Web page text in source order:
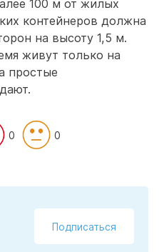
100 м от жилых
контейнеров должна
на высоту 1,5 м.
живут только на
простые
0 0
Подписаться